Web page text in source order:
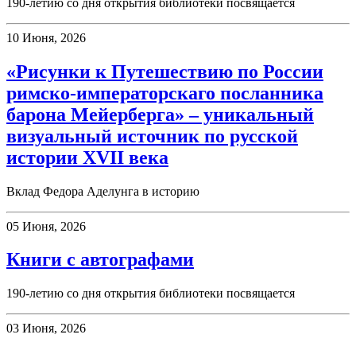
10 Июня, 2026
«Рисунки к Путешествию по России
римско-императорскаго посланника
барона Мейерберга» – уникальный
визуальный источник по русской
истории XVII века
Вклад Федора Аделунга в историю
05 Июня, 2026
Книги с автографами
190-летию со дня открытия библиотеки посвящается
03 Июня, 2026